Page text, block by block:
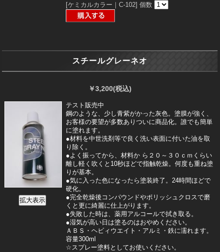
[ケミカルカラー｜C-102] 個数
スチールグレーネオ
￥3,200(税込)
テスト販売中
鋼のような、少し青紫がかった灰色。塗膜が強く、
お客様の要望が多数ありついに商品化。誰でも簡単
に塗れます。
●材料を中世洗剤等で良く洗い表面に付いた油を取
り除く。
●よく振ってから、材料か ら２０～３０ｃｍくらい
離し軽く吹くと10秒ほどで指触乾燥。何度も重ね塗
りが基本。
●気に入った色になったら塗装終了。24時間ほどで
硬化。
●完全乾燥後コンパウンドやポリッシュクロスで磨
くと更に綺麗に仕上がります。
●失敗した時は、薬用アルコールで拭き取る。
●湿気が高い日は塗るのはおやめください。
ＡＢＳ・ヘビィウエイト・アルミ・鉄に濡れます。
容量300ml
☆スプレー塗料としてお使いください。